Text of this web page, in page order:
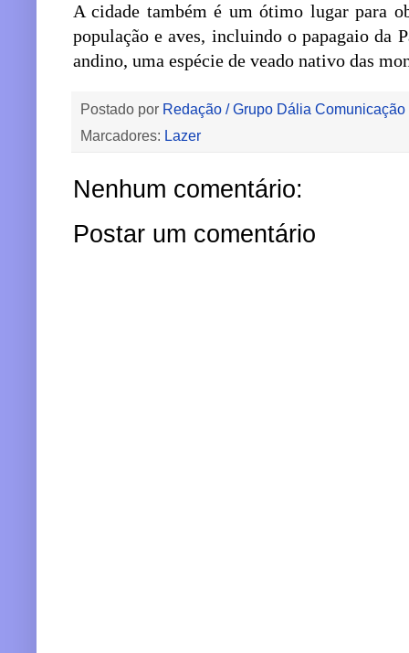
A cidade também é um ótimo lugar para
população e aves, incluindo o papagaio da
andino, uma espécie de veado nativo das
Postado por Redação / Grupo Dália Comunicação
Marcadores: Lazer
Nenhum comentário:
Postar um comentário